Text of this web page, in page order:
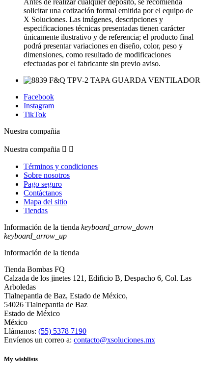
Antes de realizar cualquier depósito, se recomienda
solicitar una cotización formal emitida por el equipo de
X Soluciones. Las imágenes, descripciones y
especificaciones técnicas presentadas tienen carácter
únicamente ilustrativo y de referencia; el producto final
podrá presentar variaciones en diseño, color, peso y
dimensiones, como resultado de modificaciones
efectuadas por el fabricante sin previo aviso.
Facebook
Instagram
TikTok
Nuestra compañia
Nuestra compañia  
Términos y condiciones
Sobre nosotros
Pago seguro
Contáctanos
Mapa del sitio
Tiendas
Información de la tienda keyboard_arrow_down
keyboard_arrow_up
Información de la tienda
Tienda Bombas FQ
Calzada de los jinetes 121, Edificio B, Despacho 6, Col. Las
Arboledas
Tlalnepantla de Baz, Estado de México,
54026 Tlalnepantla de Baz
Estado de México
México
Llámanos: (55) 5378 7190
Envíenos un correo a: contacto@xsoluciones.mx
My wishlists